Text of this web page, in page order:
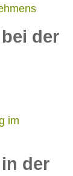
der
im
der